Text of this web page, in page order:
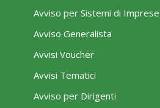
Avviso per Sistemi di Imprese
Avviso Generalista
Avvisi Voucher
Avvisi Tematici
Avviso per Dirigenti